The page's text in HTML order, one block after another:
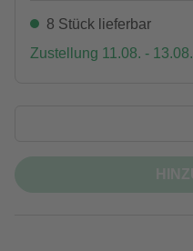
8 Stück lieferbar
Zustellung 11.08. - 13.08.